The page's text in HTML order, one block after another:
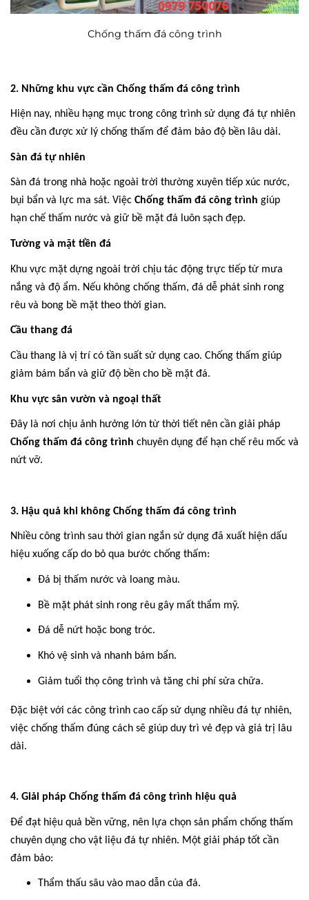
Chống thấm đá công trình
2. Những khu vực cần Chống thấm đá công trình
Hiện nay, nhiều hạng mục trong công trình sử dụng đá tự nhiên
đều cần được xử lý chống thấm để đảm bảo độ bền lâu dài.
Sàn đá tự nhiên
Sàn đá trong nhà hoặc ngoài trời thường xuyên tiếp xúc nước,
bụi bẩn và lực ma sát. Việc Chống thấm đá công trình giúp
hạn chế thấm nước và giữ bề mặt đá luôn sạch đẹp.
Tường và mặt tiền đá
Khu vực mặt dựng ngoài trời chịu tác động trực tiếp từ mưa
nắng và độ ẩm. Nếu không chống thấm, đá dễ phát sinh rong
rêu và bong bề mặt theo thời gian.
Cầu thang đá
Cầu thang là vị trí có tần suất sử dụng cao. Chống thấm giúp
giảm bám bẩn và giữ độ bền cho bề mặt đá.
Khu vực sân vườn và ngoại thất
Đây là nơi chịu ảnh hưởng lớn từ thời tiết nên cần giải pháp
Chống thấm đá công trình chuyên dụng để hạn chế rêu mốc và
nứt vỡ.
3. Hậu quả khi không Chống thấm đá công trình
Nhiều công trình sau thời gian ngắn sử dụng đã xuất hiện dấu
hiệu xuống cấp do bỏ qua bước chống thấm:
Đá bị thấm nước và loang màu.
Bề mặt phát sinh rong rêu gây mất thẩm mỹ.
Đá dễ nứt hoặc bong tróc.
Khó vệ sinh và nhanh bám bẩn.
Giảm tuổi thọ công trình và tăng chi phí sửa chữa.
Đặc biệt với các công trình cao cấp sử dụng nhiều đá tự nhiên,
việc chống thấm đúng cách sẽ giúp duy trì vẻ đẹp và giá trị lâu
dài.
4. Giải pháp Chống thấm đá công trình hiệu quả
Để đạt hiệu quả bền vững, nên lựa chọn sản phẩm chống thấm
chuyên dụng cho vật liệu đá tự nhiên. Một giải pháp tốt cần
đảm bảo:
Thẩm thấu sâu vào mao dẫn của đá.